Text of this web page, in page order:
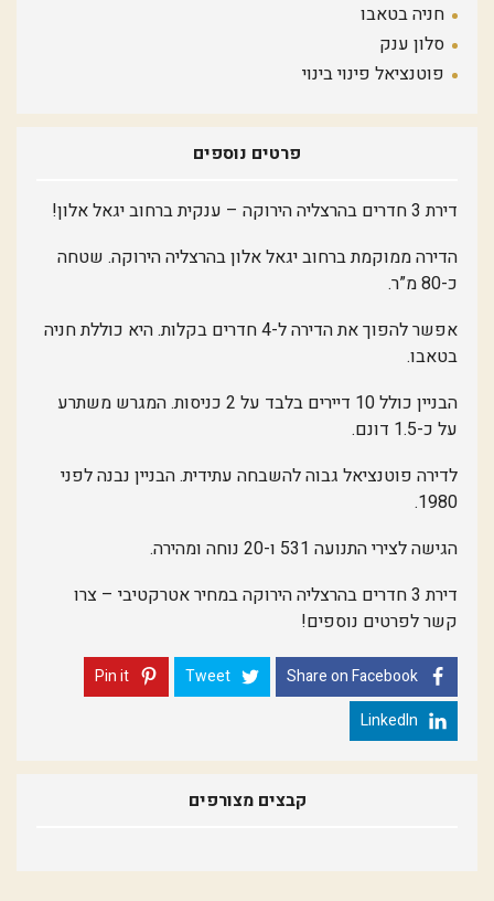
חניה בטאבו
סלון ענק
פוטנציאל פינוי בינוי
פרטים נוספים
דירת 3 חדרים בהרצליה הירוקה – ענקית ברחוב יגאל אלון!
הדירה ממוקמת ברחוב יגאל אלון בהרצליה הירוקה. שטחה
כ-80 מ”ר.
אפשר להפוך את הדירה ל-4 חדרים בקלות. היא כוללת חניה
בטאבו.
הבניין כולל 10 דיירים בלבד על 2 כניסות. המגרש משתרע
על כ-1.5 דונם.
לדירה פוטנציאל גבוה להשבחה עתידית. הבניין נבנה לפני
1980.
הגישה לצירי התנועה 531 ו-20 נוחה ומהירה.
דירת 3 חדרים בהרצליה הירוקה במחיר אטרקטיבי – צרו
קשר לפרטים נוספים!
Share on Facebook
Tweet
Pin it
LinkedIn
קבצים מצורפים